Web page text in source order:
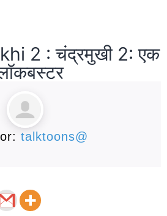
2 : चंद्रमुखी 2: एक
talktoons@